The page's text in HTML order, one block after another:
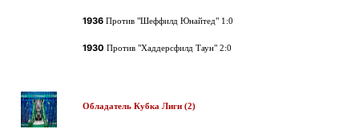
1936 Против "Шеффилд Юнайтед" 1:0
1930 Против "Хаддерсфилд Таун" 2:0
Обладатель Кубка Лиги (2)